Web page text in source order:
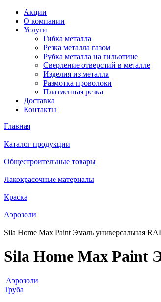
Акции
О компании
Услуги
Гибка металла
Резка металла газом
Рубка металла на гильотине
Сверление отверстий в металле
Изделия из металла
Размотка проволоки
Плазменная резка
Доставка
Контакты
Главная
Каталог продукции
Общестроительные товары
Лакокрасочные материалы
Краска
Аэрозоли
Sila Home Max Paint Эмаль универсальная
Sila Home Max Paint
Аэрозоли
Труба